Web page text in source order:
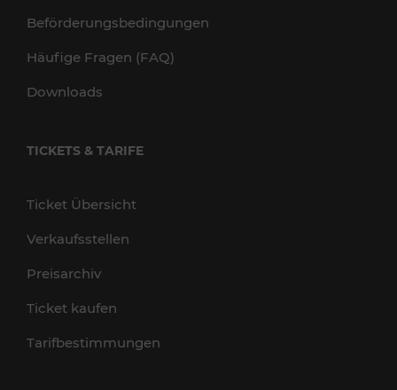
Beförderungsbedingungen
Häufige Fragen (FAQ)
Downloads
TICKETS & TARIFE
Ticket Übersicht
Verkaufsstellen
Preisarchiv
Ticket kaufen
Tarifbestimmungen